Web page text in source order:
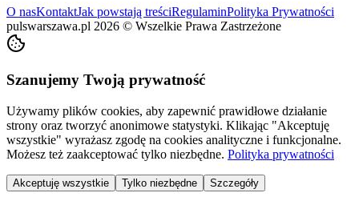
O nasKontaktJak powstają treściRegulaminPolityka Prywatności
pulswarszawa.pl 2026 © Wszelkie Prawa Zastrzeżone
Szanujemy Twoją prywatność
Używamy plików cookies, aby zapewnić prawidłowe działanie
strony oraz tworzyć anonimowe statystyki. Klikając "Akceptuję
wszystkie" wyrażasz zgodę na cookies analityczne i funkcjonalne.
Możesz też zaakceptować tylko niezbędne. Polityka prywatności
Akceptuję wszystkie Tylko niezbędne Szczegóły